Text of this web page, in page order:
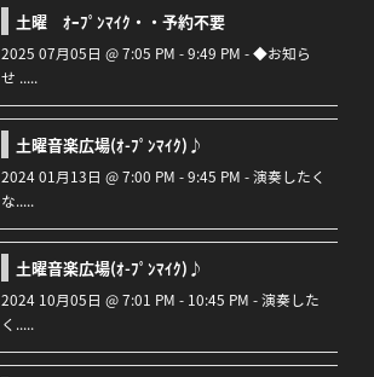
土曜 ｵｰﾌﾟﾝﾏｲｸ・・予約不要
2025 07月05日 @ 7:05 PM - 9:49 PM - ◆お知ら
せ .....
土曜音楽広場(ｵ-ﾌﾟﾝﾏｲｸ)♪
2024 01月13日 @ 7:00 PM - 9:45 PM - 演奏したく
な.....
土曜音楽広場(ｵ-ﾌﾟﾝﾏｲｸ)♪
2024 10月05日 @ 7:01 PM - 10:45 PM - 演奏した
く.....